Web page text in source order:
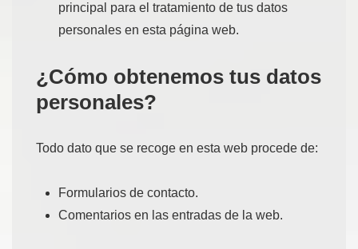
principal para el tratamiento de tus datos
personales en esta página web.
¿Cómo obtenemos tus datos
personales?
Todo dato que se recoge en esta web procede de:
Formularios de contacto.
Comentarios en las entradas de la web.